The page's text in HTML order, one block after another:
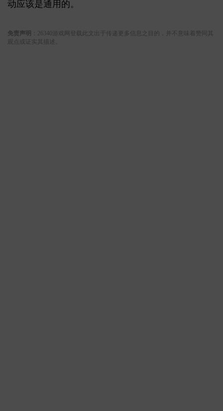
动应该是通用的。
免责声明
：26340游戏网登载此文出于传递更多信息之目的，并不意味着赞同其
观点或证实其描述。